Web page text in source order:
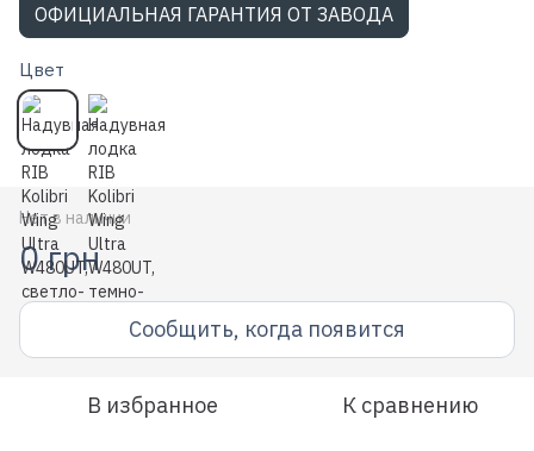
ОФИЦИАЛЬНАЯ ГАРАНТИЯ ОТ ЗАВОДА
Цвет
Нет в наличии
0 грн
Сообщить, когда появится
В избранное К сравнению